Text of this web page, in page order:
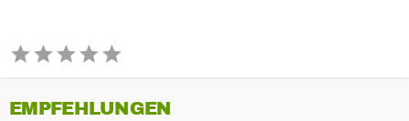
EMPFEHLUNGEN